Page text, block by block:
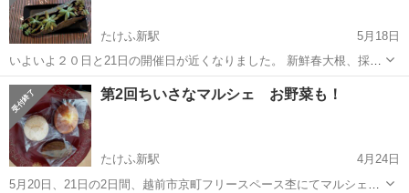
たけふ新駅
5月18日
いよいよ２０日と21日の開催日が近くなりました。 新鮮春大根、採れ
たてグリーンピースなどの野菜が 特価で待ってます。 見るだけでも
気軽にお出かけください。
福井 越前市 たけふ新駅 フリーマーケット マルシェ
第2回ちいさなマルシェ お野菜も！
たけふ新駅
4月24日
5月20日、21日の2日間、越前市京町フリースペース杢にてマルシェを